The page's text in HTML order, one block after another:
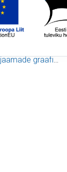
graafikud